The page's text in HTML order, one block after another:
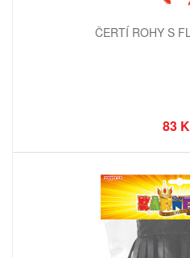
ČERTÍ ROHY S
83